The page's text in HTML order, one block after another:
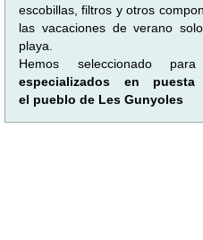
escobillas, filtros y otros
las vacaciones de verano
playa.
Hemos seleccionado
especializados en
el pueblo de Les Gunyoles